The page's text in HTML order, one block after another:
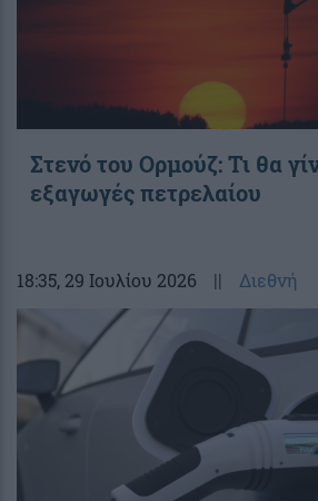
Στενό του Ορμούζ: Τι θα
εξαγωγές πετρελαίου
18:35, 29 Ιουλίου 2026 || Διεθνή